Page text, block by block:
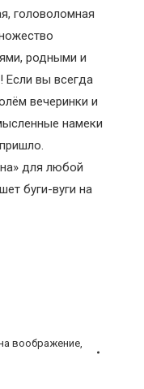
головоломная
родными и
Если вы всегда
вечеринки и
намеки
для любой
буги-вуги на
воображение,